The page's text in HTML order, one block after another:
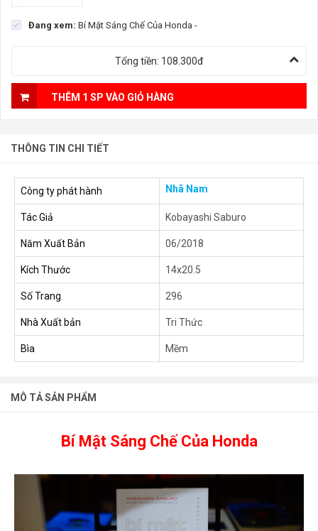
Đang xem: Bí Mật Sáng Chế Của Honda -
Tổng tiền: 108.300đ
THÊM 1 SP VÀO GIỎ HÀNG
THÔNG TIN CHI TIẾT
Công ty phát hành Nhã Nam
Tác Giả Kobayashi Saburo
Năm Xuất Bản 06/2018
Kích Thước 14x20.5
Số Trang 296
Nhà Xuất bản Tri Thức
Bìa Mềm
MÔ TẢ SẢN PHẨM
Bí Mật Sáng Chế Của Honda